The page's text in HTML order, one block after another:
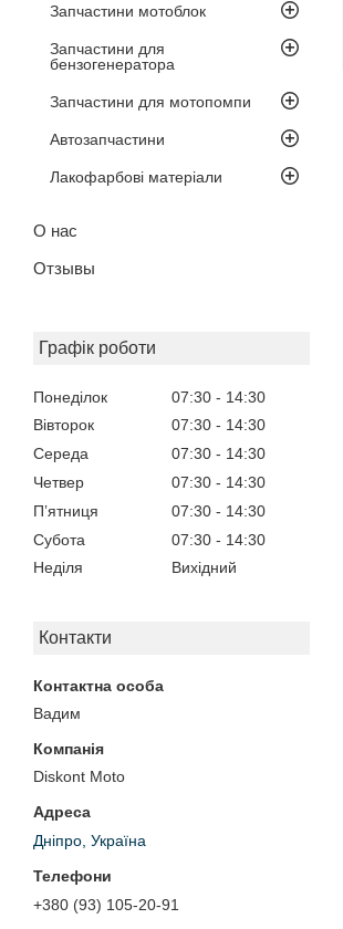
Запчастини мотоблок
Запчастини для
бензогенератора
Запчастини для мотопомпи
Автозапчастини
Лакофарбові матеріали
О нас
Отзывы
Графік роботи
Понеділок 07:30
14:30
Вівторок
07:30
14:30
Середа
07:30
14:30
Четвер
07:30
14:30
Пʼятниця
07:30
14:30
Субота
07:30
14:30
Неділя
Вихідний
Контакти
Вадим
Diskont Moto
Дніпро, Україна
+380 (93) 105-20-91